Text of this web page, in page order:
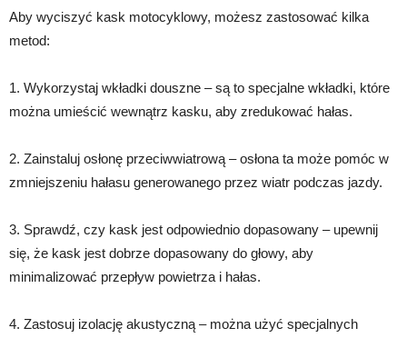
Aby wyciszyć kask motocyklowy, możesz zastosować kilka
metod:
1. Wykorzystaj wkładki douszne – są to specjalne wkładki, które
można umieścić wewnątrz kasku, aby zredukować hałas.
2. Zainstaluj osłonę przeciwwiatrową – osłona ta może pomóc w
zmniejszeniu hałasu generowanego przez wiatr podczas jazdy.
3. Sprawdź, czy kask jest odpowiednio dopasowany – upewnij
się, że kask jest dobrze dopasowany do głowy, aby
minimalizować przepływ powietrza i hałas.
4. Zastosuj izolację akustyczną – można użyć specjalnych